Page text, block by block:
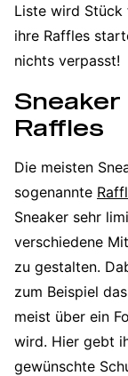
Liste wird
ihre Raffles
nichts verpasst!
Sneaker
Raffles
Die meisten
sogenannte
Sneaker sehr
verschiedene
zu gestalten.
zum Beispiel
meist über ein
wird. Hier gebt
gewünschte